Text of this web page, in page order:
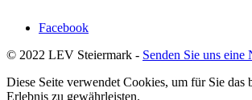
Facebook
© 2022 LEV Steiermark - Senden Sie uns eine
Diese Seite verwendet Cookies, um für Sie das
Erlebnis zu gewährleisten.